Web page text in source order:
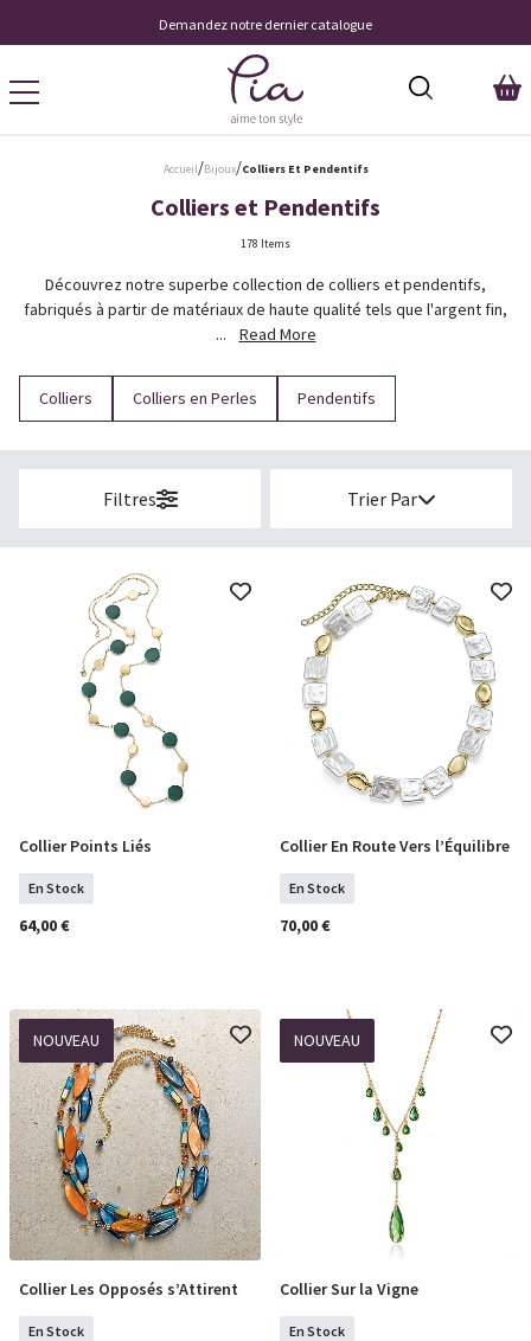
Livraison À Domicile 9,95 €
Accueil/Bijoux/Colliers Et Pendentifs
Colliers et Pendentifs
178 Items
Découvrez notre superbe collection de colliers et pendentifs,
fabriqués à partir de matériaux de haute qualité tels que l'argent fin,
...
Read More
Colliers Colliers en Perles Pendentifs
Filtres Trier Par
COMMANDER
Collier Points Liés
En Stock
64,00 €
COMMANDER
Collier En Route Vers l’Équilibre
En Stock
70,00 €
NOUVEAU
COMMANDER
Collier Les Opposés s’Attirent
En Stock
NOUVEAU
COMMANDER
Collier Sur la Vigne
En Stock